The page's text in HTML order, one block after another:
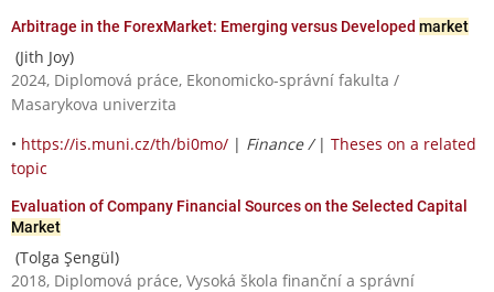
Arbitrage in the ForexMarket: Emerging versus Developed market
(Jith Joy)
2024, Diplomová práce, Ekonomicko-správní fakulta /
Masarykova univerzita
• https://is.muni.cz/th/bi0mo/ | Finance / | Theses on a related
topic
Evaluation of Company Financial Sources on the Selected Capital
Market
(Tolga Şengül)
2018, Diplomová práce, Vysoká škola finanční a správní